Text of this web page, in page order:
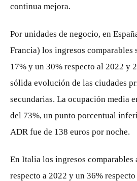
continua mejora.
Por unidades de negocio, en
Francia) los ingresos comparables
17% y un 30% respecto al 2022 y
sólida evolución de las ciudades
secundarias. La ocupación media
del 73%, un punto porcentual
ADR fue de 138 euros por noche.
En Italia los ingresos comparables
respecto a 2022 y un 36%